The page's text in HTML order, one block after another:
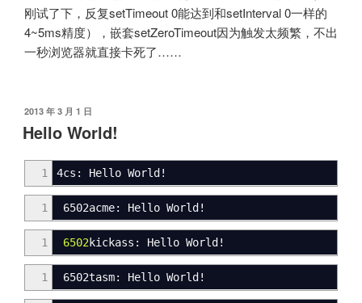
刚试了下，反复setTimeout 0能达到和setInterval 0一样的
4~5ms精度），嵌套setZeroTimeout因为触发太频繁，不出
一秒浏览器就直接卡死了……
发
布
于
2013 年 3 月 1 日
Hello World!
1 4cs: Hello World!
1 6502acme: Hello World!
1 6502kickass: Hello World!
1 6502tasm: Hello World!